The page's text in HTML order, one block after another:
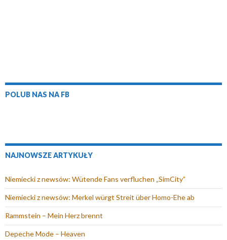
y
m
i
e
POLUB NAS NA FB
NAJNOWSZE ARTYKUŁY
Niemiecki z newsów: Wütende Fans verfluchen „SimCity”
Niemiecki z newsów: Merkel würgt Streit über Homo-Ehe ab
Rammstein – Mein Herz brennt
Depeche Mode – Heaven